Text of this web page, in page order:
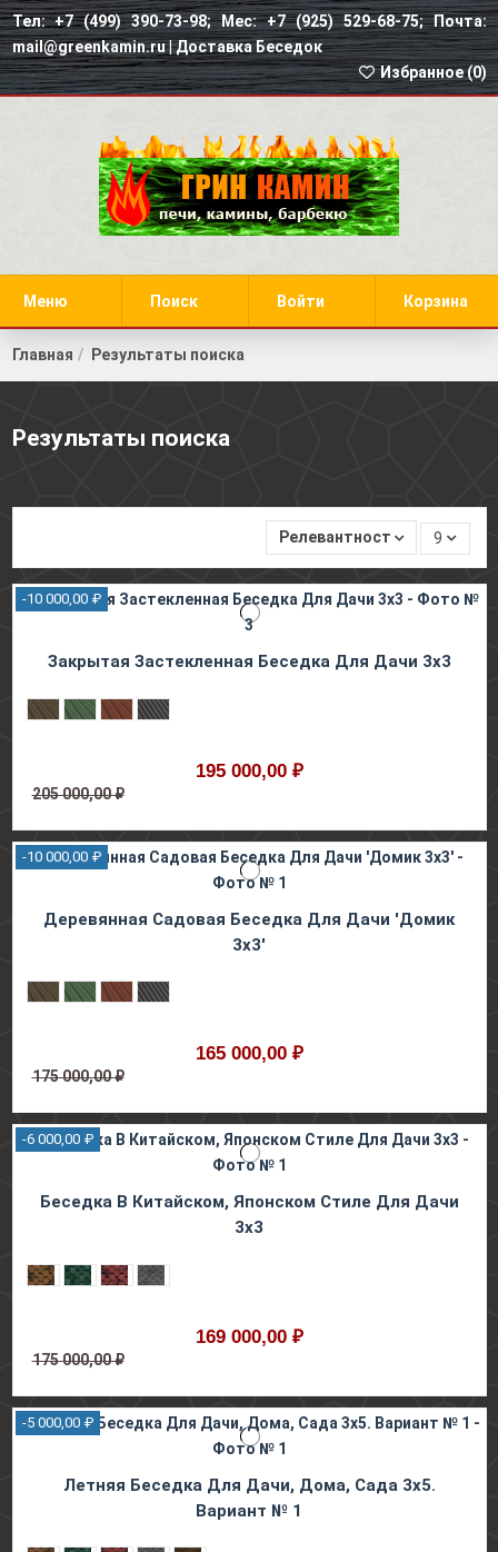
Тел: +7 (499) 390-73-98; Мес: +7 (925) 529-68-75; Почта:
mail@greenkamin.ru |Доставка Беседок
Избранное (0)
Меню Поиск Войти Корзина
Главная Результаты поиска
Результаты поиска
Релевантность 9
-10 000,00 ₽
Закрытая Застекленная Беседка Для Дачи 3х3
195 000,00 ₽
205 000,00 ₽
-10 000,00 ₽
Деревянная Садовая Беседка Для Дачи 'Домик
3х3'
165 000,00 ₽
175 000,00 ₽
-6 000,00 ₽
Беседка В Китайском, Японском Стиле Для Дачи
3х3
169 000,00 ₽
175 000,00 ₽
-5 000,00 ₽
Летняя Беседка Для Дачи, Дома, Сада 3х5.
Вариант № 1